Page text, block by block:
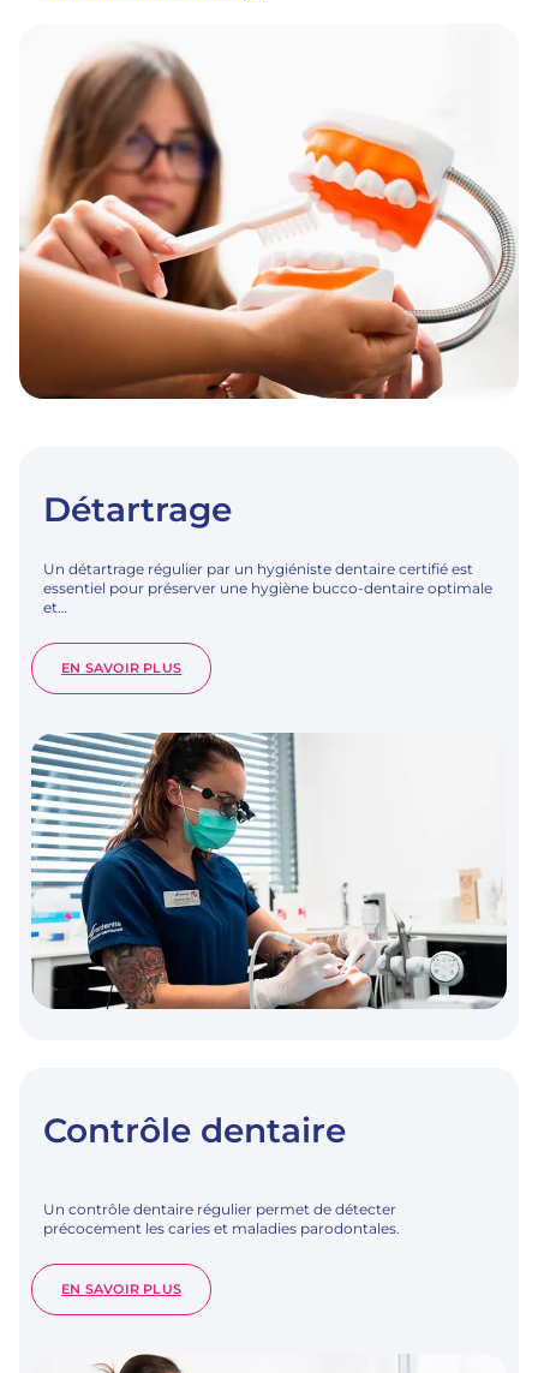
Détartrage
Un détartrage régulier par un hygiéniste dentaire certifié est
essentiel pour préserver une hygiène bucco-dentaire optimale
et…
EN SAVOIR PLUS:
DÉTARTRAGE
Contrôle dentaire
Un contrôle dentaire régulier permet de détecter
précocement les caries et maladies parodontales.
EN SAVOIR PLUS:
CONTRÔLE